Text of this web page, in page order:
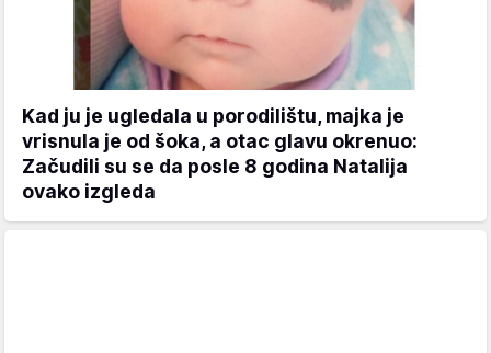
Kad ju je ugledala u porodilištu, majka je
vrisnula je od šoka, a otac glavu okrenuo:
Začudili su se da posle 8 godina Natalija
ovako izgleda